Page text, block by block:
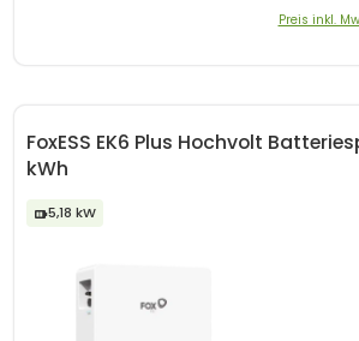
Preis inkl.
FoxESS EK6 Plus Hochvolt
kWh
5,18 kW